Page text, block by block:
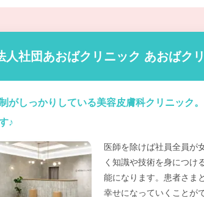
人社団あおばクリニック あおば
がしっかりしている美容皮膚科クリニック
♪
医師を除けば社員全員が
く知識や技術を身につけ
能になります。患者さま
幸せになっていくことが